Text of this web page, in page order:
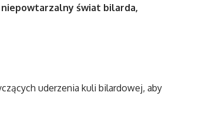
świat bilarda,
uderzenia kuli bilardowej, aby